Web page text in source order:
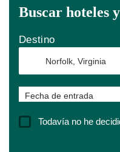
Buscar hoteles
Destino
Fecha de entrada
Todavía no he